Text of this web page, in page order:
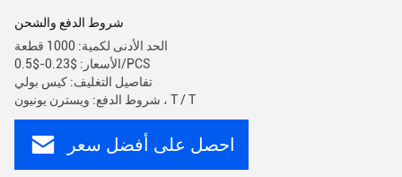
شروط الدفع والشحن
الحد الأدنى لكمية: 1000 قطعة
الأسعار: $0.23-$0.5/PCS
تفاصيل التغليف: كيس بولي
شروط الدفع: ويسترن يونيون ، T / T
احصل على أفضل سعر